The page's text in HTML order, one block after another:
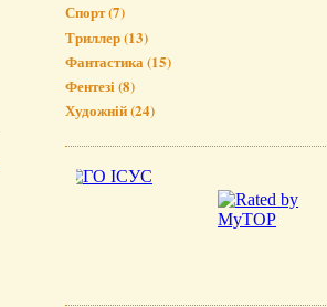
Спорт(7)
Триллер(13)
Фантастика(15)
Фентезі(8)
Художній(24)